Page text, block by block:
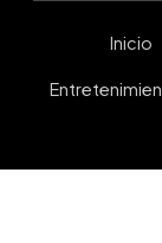
Inicio